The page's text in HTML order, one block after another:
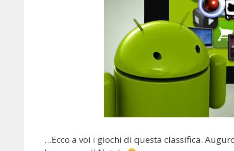
…Ecco a voi i giochi di questa classifica.